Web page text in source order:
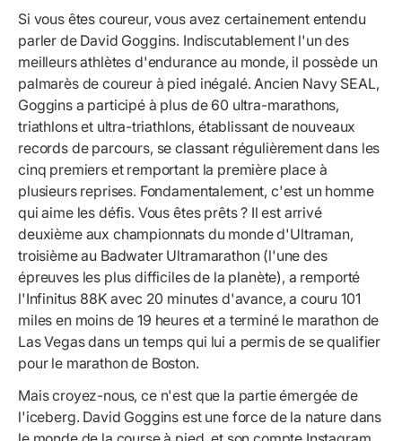
Si vous êtes coureur, vous avez certainement entendu
parler de David Goggins. Indiscutablement l'un des
meilleurs athlètes d'endurance au monde, il possède un
palmarès de coureur à pied inégalé. Ancien Navy SEAL,
Goggins a participé à plus de 60 ultra-marathons,
triathlons et ultra-triathlons, établissant de nouveaux
records de parcours, se classant régulièrement dans les
cinq premiers et remportant la première place à
plusieurs reprises. Fondamentalement, c'est un homme
qui aime les défis. Vous êtes prêts ? Il est arrivé
deuxième aux championnats du monde d'Ultraman,
troisième au Badwater Ultramarathon (l'une des
épreuves les plus difficiles de la planète), a remporté
l'Infinitus 88K avec 20 minutes d'avance, a couru 101
miles en moins de 19 heures et a terminé le marathon de
Las Vegas dans un temps qui lui a permis de se qualifier
pour le marathon de Boston.
Mais croyez-nous, ce n'est que la partie émergée de
l'iceberg. David Goggins est une force de la nature dans